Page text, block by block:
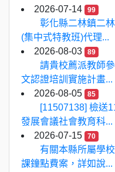
2026-07-14 99
彰化縣二林鎮二
(集中式特教班)代理...
2026-08-03
89
請貴校薦派教師
文認證培訓實施計畫...
2026-08-05
85
[11507138] 檢送
發展會議社會教育科...
2026-07-15
70
有關本縣所屬學
課鐘點費案，詳如說...